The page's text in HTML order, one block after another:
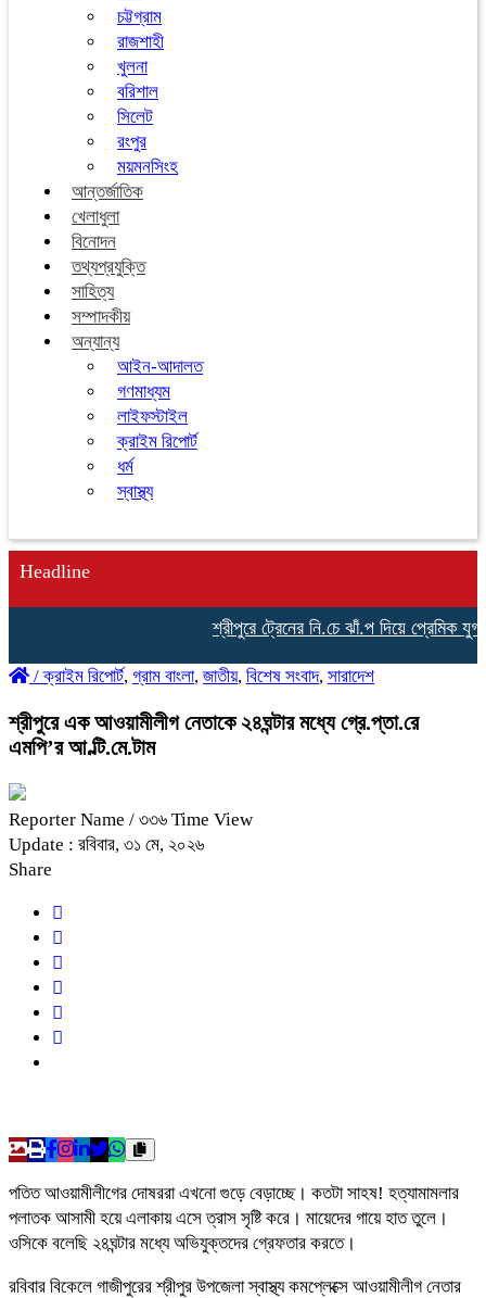
চট্টগ্রাম
রাজশাহী
খুলনা
বরিশাল
সিলেট
রংপুর
ময়মনসিংহ
আন্তর্জাতিক
খেলাধুলা
বিনোদন
তথ্যপ্রযুক্তি
সাহিত্য
সম্পাদকীয়
অন্যান্য
আইন-আদালত
গণমাধ্যম
লাইফস্টাইল
ক্রাইম রিপোর্ট
ধর্ম
স্বাস্থ্য
Headline
শ্রীপুরে ট্রেনের নি.চে ঝাঁ.প দিয়ে প্রেমিক
/ক্রাইম রিপোর্ট, গ্রাম বাংলা, জাতীয়, বিশেষ সংবাদ, সারাদেশ
শ্রীপুরে এক আওয়ামীলীগ নেতাকে ২৪ঘন্টার মধ্যে গ্রে.প্তা.রে
এমপি’র আ.ল্টি.মে.টাম
Reporter Name / ৩৩৬ Time View
Update : রবিবার, ৩১ মে, ২০২৬
Share
পতিত আওয়ামীলীগের দোষররা এখনো গুড়ে বেড়াচ্ছে। কতটা সাহষ! হত্যামামলার
পলাতক আসামী হয়ে এলাকায় এসে ত্রাস সৃষ্টি করে। মায়েদের গায়ে হাত তুলে।
ওসিকে বলেছি ২৪ঘন্টার মধ্যে অভিযুক্তদের গ্রেফতার করতে।
রবিবার বিকেলে গাজীপুরের শ্রীপুর উপজেলা স্বাস্থ্য কমপ্লেক্সে আওয়ামীলীগ নেতার